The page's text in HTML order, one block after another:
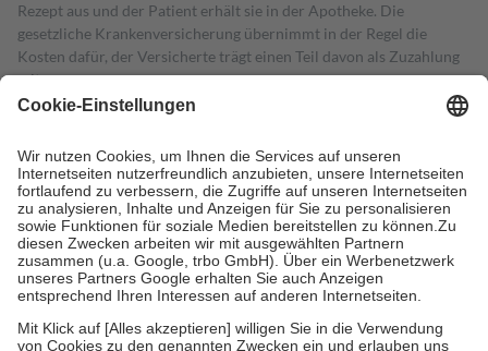
Rezept aus und der Patient erhält sie in der Apotheke. Die
gesetzliche Krankenversicherung übernimmt in der Regel die
Kosten dafür, der Versicherte trägt einen Teil davon als Zuzahlung
mit.
Grundsätzlich leisten Mitglieder Zuzahlungen in Höhe von zehn
höchstens zehn Euro.
Es sind jedoch nie mehr als die tatsächlichen
Kosten der Leistung zu entrichten.
Diese Regeln gelten grundsätzlich auch für Online-Apotheken.
Bei Heilmitteln und häuslicher Krankenpflege beträgt die
Zuzahlung zehn Prozent der Kosten sowie zehn Euro je
Verordnung.
Um das Engagement der Versicherten für ihre eigene Gesundheit zu
stärken und die besondere Stellung der Familie zu unterstützen,
fallenkeine Zuzahlungenan bei: